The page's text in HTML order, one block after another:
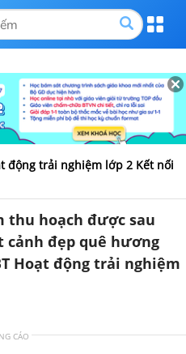
động trải nghiệm lớp 2 Kết nối
thu hoạch được sau
đẹp quê hương
Hoạt động trải nghiệm
CÁO